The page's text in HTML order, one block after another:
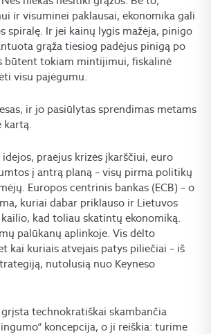
ir visuminei paklausai, ekonomika gali
spiralę. Ir jei kainų lygis mažėja, pinigo
grąža tiesiog padėjus pinigą po
būtent tokiam mintijimui, fiskalinė
visu pajėgumu.
ir jo pasiūlytas sprendimas metams
praėjus krizės įkarščiui, euro
į antrą planą – visų pirma politikų
Europos centrinis bankas (ECB) – o
kuriai dabar priklauso ir Lietuvos
kailio, kad toliau skatintų ekonomiką.
palūkanų aplinkoje. Vis dėlto
kai kuriais atvejais patys piliečiai – iš
nutolusią nuo Keyneso
technokratiškai skambančia
koncepcija, o ji reiškia: turime